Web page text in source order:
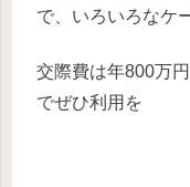
で、いろいろなケ
交際費は年800万
でぜひ利用を